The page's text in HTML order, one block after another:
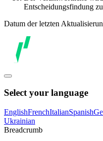
Entscheidungsfindung
Datum der letzten
Select your language
EnglishFrenchItalianSpanish
Ukrainian
Breadcrumb